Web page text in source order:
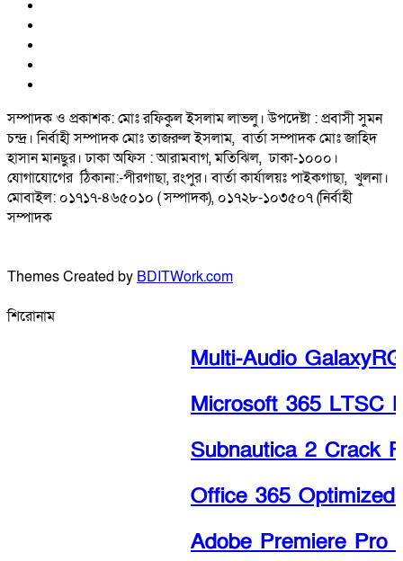
সম্পাদক ও প্রকাশক: মোঃ রফিকুল ইসলাম লাভলু। উপদেষ্টা : প্রবাসী সুমন
চন্দ্র। নির্বাহী সম্পাদক মোঃ তাজরুল‌‌ ইসলাম, বার্তা সম্পাদক মোঃ জাহিদ
হাসান মানছুর। ঢাকা অফিস : আরামবাগ, মতিঝিল, ঢাকা-১০০০।
যোগাযোগের ঠিকানা:-পীরগাছা‌, রংপুর। বার্তা কার্যালয়ঃ পাইকগাছা, খুলনা।
মোবাইল: ০১৭১৭-৪৬৫০১০ ( সম্পাদক), ০১৭২৮-১০৩৫০৭ (নির্বাহী
সম্পাদক
Themes Created by BDITWork.com
শিরোনাম
Multi-Audio GalaxyRG
Microsoft 365 LTSC
Subnautica 2 Crack
Office 365 Optimized
Adobe Premiere Pro